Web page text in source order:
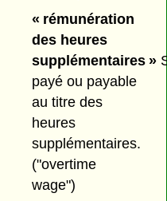
« rémunération
des heures
supplémentaires »
payé ou payable
au titre des
heures
supplémentaires.
("overtime
wage")